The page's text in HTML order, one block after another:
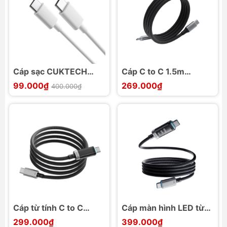
Cáp sạc CUKTECH
Type-C sang Type-C
99.000₫ 400.000₫
Cáp C to C 1.5m
CUKTECH CMC615
240w hỗ trợ carplay,
android auto, từ tính
269.000₫
Cáp từ tính C to C
Cuktech CTC615P
299.000₫
Cáp màn hình LED từ
tính CMC615P 240W
399.000₫